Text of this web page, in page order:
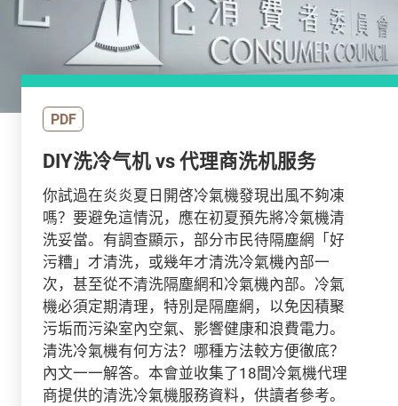
PDF
DIY洗冷气机 vs 代理商洗机服务
你試過在炎炎夏日開啓冷氣機發現出風不夠凍
嗎？要避免這情況，應在初夏預先將冷氣機清
洗妥當。有調查顯示，部分市民待隔塵網「好
污糟」才清洗，或幾年才清洗冷氣機內部一
次，甚至從不清洗隔塵網和冷氣機內部。冷氣
機必須定期清理，特別是隔塵網，以免因積聚
污垢而污染室內空氣、影響健康和浪費電力。
清洗冷氣機有何方法？哪種方法較方便徹底？
內文一一解答。本會並收集了18間冷氣機代理
商提供的清洗冷氣機服務資料，供讀者參考。